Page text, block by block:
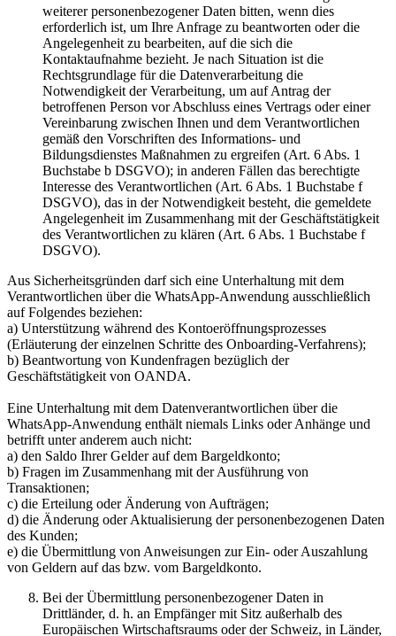
weiterer personenbezogener Daten bitten, wenn dies
erforderlich ist, um Ihre Anfrage zu beantworten oder die
Angelegenheit zu bearbeiten, auf die sich die
Kontaktaufnahme bezieht. Je nach Situation ist die
Rechtsgrundlage für die Datenverarbeitung die
Notwendigkeit der Verarbeitung, um auf Antrag der
betroffenen Person vor Abschluss eines Vertrags oder einer
Vereinbarung zwischen Ihnen und dem Verantwortlichen
gemäß den Vorschriften des Informations- und
Bildungsdienstes Maßnahmen zu ergreifen (Art. 6 Abs. 1
Buchstabe b DSGVO); in anderen Fällen das berechtigte
Interesse des Verantwortlichen (Art. 6 Abs. 1 Buchstabe f
DSGVO), das in der Notwendigkeit besteht, die gemeldete
Angelegenheit im Zusammenhang mit der Geschäftstätigkeit
des Verantwortlichen zu klären (Art. 6 Abs. 1 Buchstabe f
DSGVO).
Aus Sicherheitsgründen darf sich eine Unterhaltung mit dem
Verantwortlichen über die WhatsApp-Anwendung ausschließlich
auf Folgendes beziehen:
a) Unterstützung während des Kontoeröffnungsprozesses
(Erläuterung der einzelnen Schritte des Onboarding-Verfahrens);
b) Beantwortung von Kundenfragen bezüglich der
Geschäftstätigkeit von OANDA.
Eine Unterhaltung mit dem Datenverantwortlichen über die
WhatsApp-Anwendung enthält niemals Links oder Anhänge und
betrifft unter anderem auch nicht:
a) den Saldo Ihrer Gelder auf dem Bargeldkonto;
b) Fragen im Zusammenhang mit der Ausführung von
Transaktionen;
c) die Erteilung oder Änderung von Aufträgen;
d) die Änderung oder Aktualisierung der personenbezogenen Daten
des Kunden;
e) die Übermittlung von Anweisungen zur Ein- oder Auszahlung
von Geldern auf das bzw. vom Bargeldkonto.
Bei der Übermittlung personenbezogener Daten in
Drittländer, d. h. an Empfänger mit Sitz außerhalb des
Europäischen Wirtschaftsraums oder der Schweiz, in Länder,